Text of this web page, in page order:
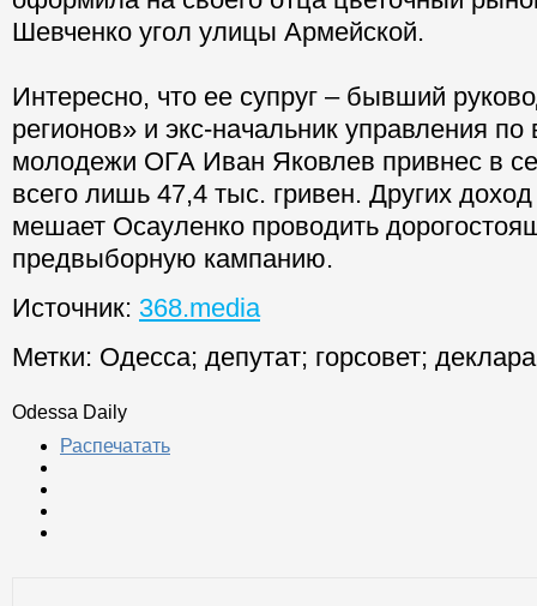
Шевченко угол улицы Армейской.
Интересно, что ее супруг – бывший
регионов» и экс-начальник управления
молодежи ОГА Иван Яковлев привнес в
всего лишь 47,4 тыс. гривен. Других
мешает Осауленко проводить
предвыборную кампанию.
Источник: 368.media
Метки: Одесса; депутат; горсовет;
Odessa Daily
Распечатать